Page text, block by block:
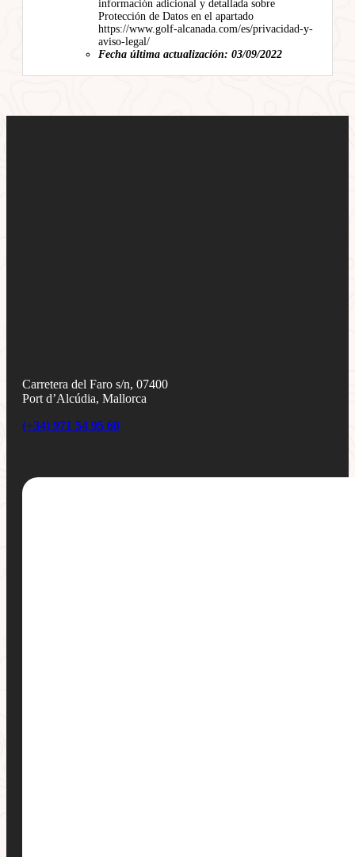
información adicional y detallada sobre
Protección de Datos en el apartado
https://www.golf-alcanada.com/es/privacidad-y-
aviso-legal/
Fecha última actualización: 03/09/2022
Carretera del Faro s/n, 07400
Port d’Alcúdia, Mallorca
(+34) 971 54 95 60